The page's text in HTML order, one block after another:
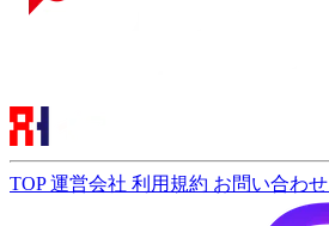
TOP運営会社 利用規約 お問い合わせ